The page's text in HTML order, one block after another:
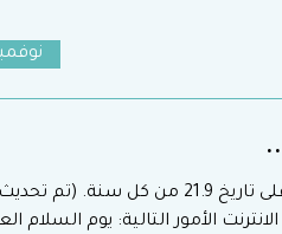
نوفمبر 10,
هنا منشور قمت بنشره في سنة 2016 ينطبق على
الأمور التالية: يوم السلام